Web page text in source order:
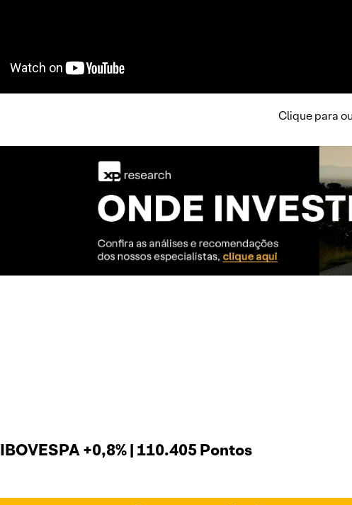
Clique para
IBOVESPA +0,8% | 110.405 Pontos